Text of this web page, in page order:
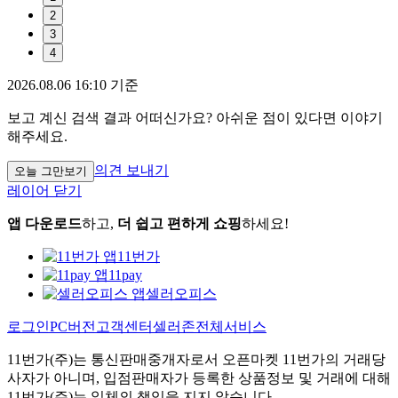
2
3
4
2026.08.06 16:10 기준
보고 계신 검색 결과 어떠신가요? 아쉬운 점이 있다면 이야기
해주세요.
오늘 그만보기
의견 보내기
레이어 닫기
앱 다운로드하고, 더 쉽고 편하게 쇼핑하세요!
11번가
11pay
셀러오피스
로그인PC버전 고객센터셀러존전체서비스
11번가(주)는 통신판매중개자로서 오픈마켓 11번가의 거래당
사자가 아니며, 입점판매자가 등록한 상품정보 및 거래에 대해